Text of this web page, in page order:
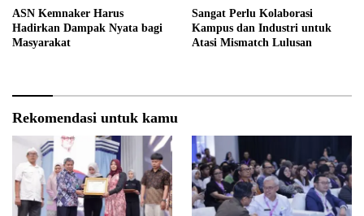
ASN Kemnaker Harus
Hadirkan Dampak Nyata bagi
Masyarakat
Sangat Perlu Kolaborasi
Kampus dan Industri untuk
Atasi Mismatch Lulusan
Rekomendasi untuk kamu